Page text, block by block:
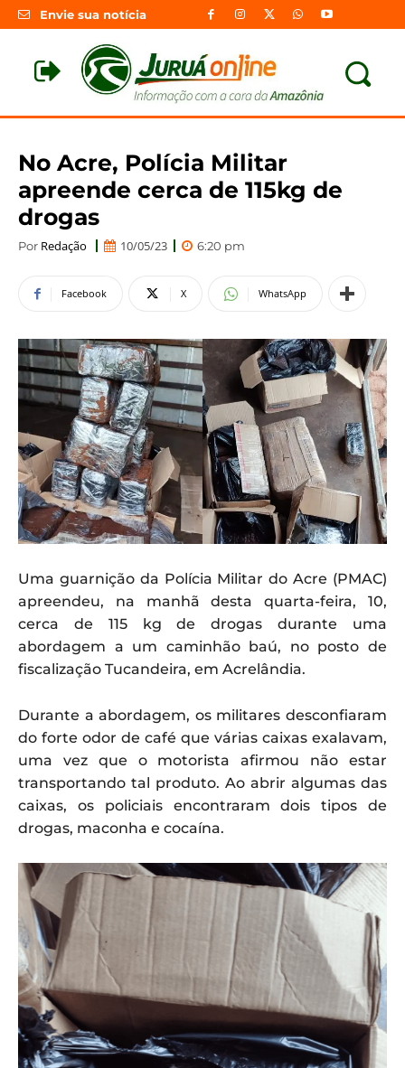
Envie sua notícia
No Acre, Polícia Militar
apreende cerca de 115kg de
drogas
Por Redação 10/05/23 6:20 pm
Facebook X WhatsApp
Uma guarnição da Polícia Militar do Acre (PMAC)
apreendeu, na manhã desta quarta-feira, 10,
cerca de 115 kg de drogas durante uma
abordagem a um caminhão baú, no posto de
fiscalização Tucandeira, em Acrelândia.
Durante a abordagem, os militares desconfiaram
do forte odor de café que várias caixas exalavam,
uma vez que o motorista afirmou não estar
transportando tal produto. Ao abrir algumas das
caixas, os policiais encontraram dois tipos de
drogas, maconha e cocaína.